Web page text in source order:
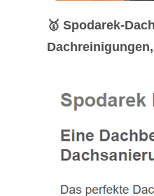
🥇 Spodarek-